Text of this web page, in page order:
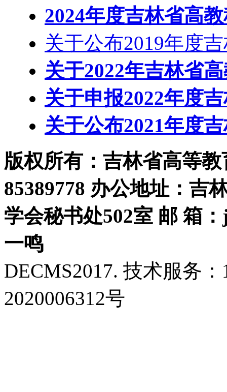
2024年度吉林省高
关于公布2019年度
关于2022年吉林省
关于申报2022年度
关于公布2021年度
版权所有：吉林省高等
85389778 办公地址：吉
学会秘书处502室 邮 箱
一鸣
DECMS2017. 技术服务
2020006312号